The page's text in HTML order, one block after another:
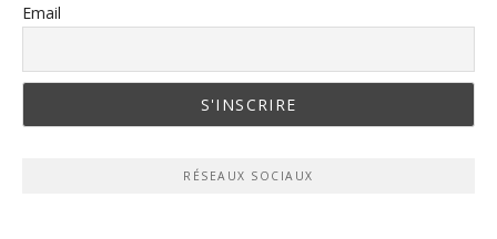
Email
RÉSEAUX SOCIAUX